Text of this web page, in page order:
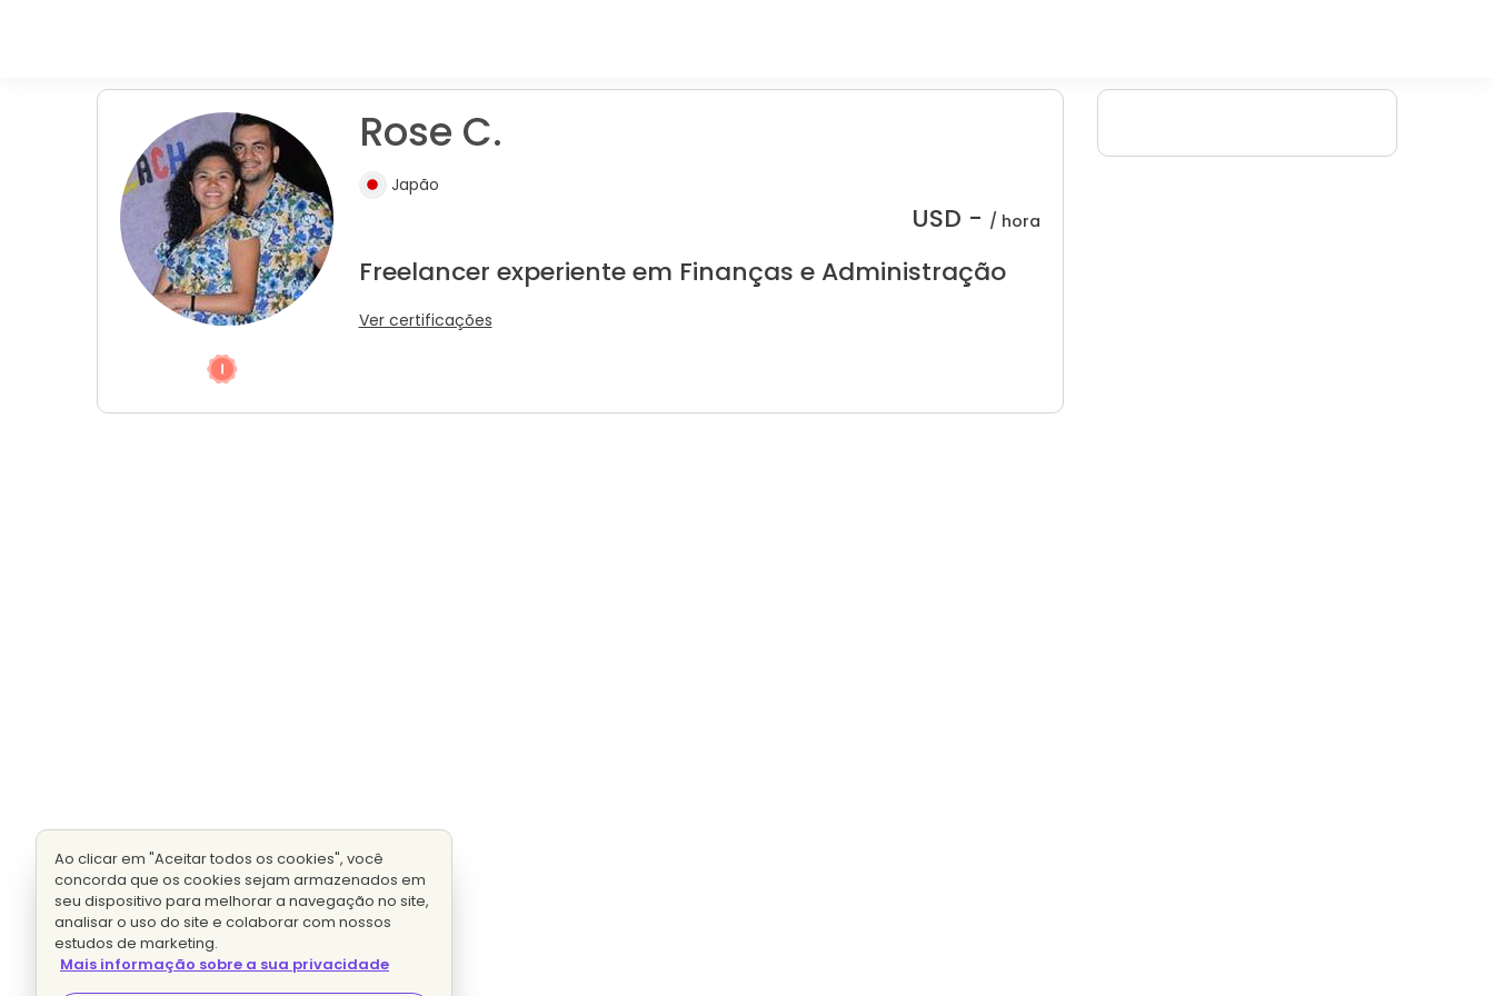
Rose C.
Japão
USD - / hora
Freelancer experiente em Finanças e Administração
Ver certificações
Ao clicar em "Aceitar todos os cookies", você
concorda que os cookies sejam armazenados em
seu dispositivo para melhorar a navegação no site,
analisar o uso do site e colaborar com nossos
estudos de marketing.
Mais informação sobre a sua privacidade